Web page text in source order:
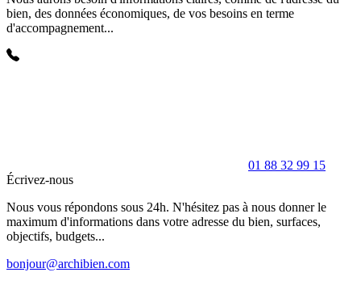
bien, des données économiques, de vos besoins en terme
d'accompagnement...
01 88 32 99 15
Écrivez-nous
Nous vous répondons sous 24h. N'hésitez pas à nous donner le
maximum d'informations dans votre adresse du bien, surfaces,
objectifs, budgets...
bonjour@archibien.com